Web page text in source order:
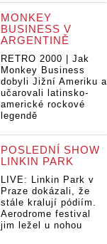
Fanoušek versus
Agresivní
obdivovatelé
Johna Lennona,
Justina Biebera,
MONKEY
BUSINESS V
ARGENTINĚ
RETRO 2000 | Jak
Monkey Business
dobyli Jižní Ameriku a
učarovali latinsko-
americké rockové
legendě
POSLEDNÍ SHOW
LINKIN PARK
LIVE: Linkin Park v
Praze dokázali, že
stále kralují pódiím.
Aerodrome festival
jim ležel u nohou